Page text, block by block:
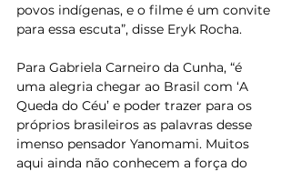
povos indígenas, e o filme é um convite
para essa escuta”, disse Eryk Rocha.
Para Gabriela Carneiro da Cunha, “é
uma alegria chegar ao Brasil com ‘A
Queda do Céu’ e poder trazer para os
próprios brasileiros as palavras desse
imenso pensador Yanomami. Muitos
aqui ainda não conhecem a força do